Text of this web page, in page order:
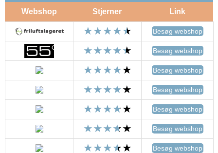
Webshop Stjerner Link
Besøg webshop
Besøg webshop
Besøg webshop
Besøg webshop
Besøg webshop
Besøg webshop
Besøg webshop